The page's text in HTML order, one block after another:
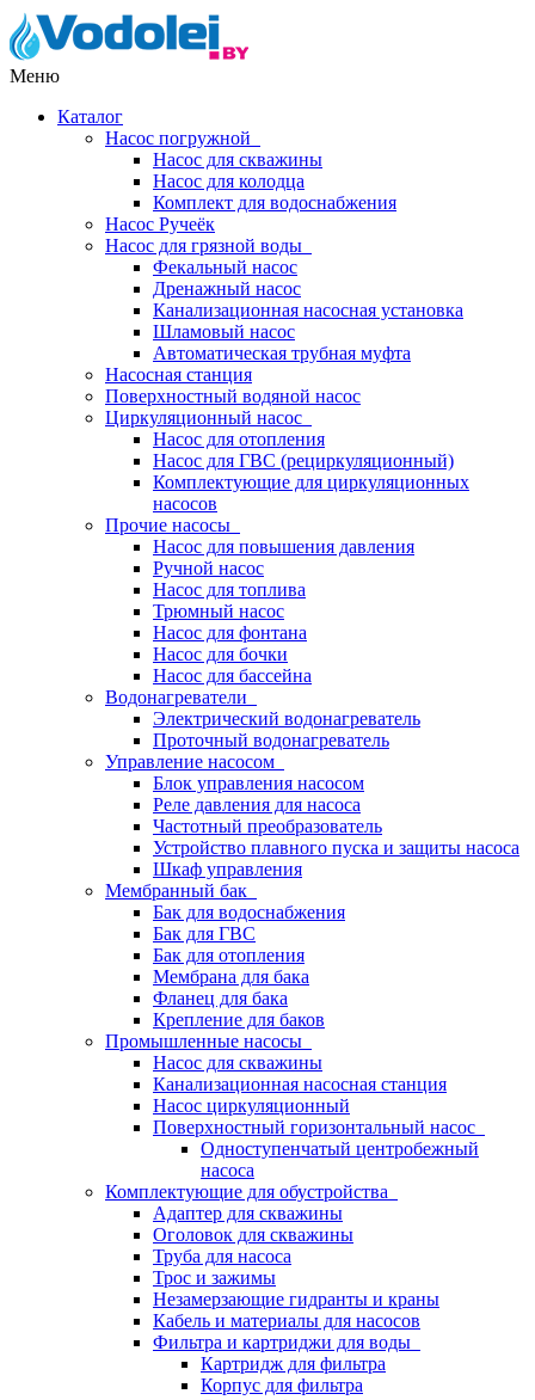
Меню
Каталог
Насос погружной
Насос для скважины
Насос для колодца
Комплект для водоснабжения
Насос Ручеёк
Насос для грязной воды
Фекальный насос
Дренажный насос
Канализационная насосная установка
Шламовый насос
Автоматическая трубная муфта
Насосная станция
Поверхностный водяной насос
Циркуляционный насос
Насос для отопления
Насос для ГВС (рециркуляционный)
Комплектующие для циркуляционных
насосов
Прочие насосы
Насос для повышения давления
Ручной насос
Насос для топлива
Трюмный насос
Насос для фонтана
Насос для бочки
Насос для бассейна
Водонагреватели
Электрический водонагреватель
Проточный водонагреватель
Управление насосом
Блок управления насосом
Реле давления для насоса
Частотный преобразователь
Устройство плавного пуска и защиты насоса
Шкаф управления
Мембранный бак
Бак для водоснабжения
Бак для ГВС
Бак для отопления
Мембрана для бака
Фланец для бака
Крепление для баков
Промышленные насосы
Насос для скважины
Канализационная насосная станция
Насос циркуляционный
Поверхностный горизонтальный насос
Одноступенчатый центробежный
насоса
Комплектующие для обустройства
Адаптер для скважины
Оголовок для скважины
Труба для насоса
Трос и зажимы
Незамерзающие гидранты и краны
Кабель и материалы для насосов
Фильтра и картриджи для воды
Картридж для фильтра
Корпус для фильтра